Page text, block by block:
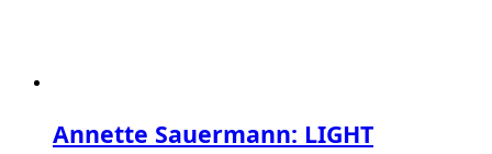
Annette Sauermann: LIGHT